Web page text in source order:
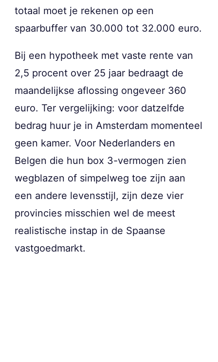
totaal moet je rekenen op een
spaarbuffer van 30.000 tot 32.000 euro.
Bij een hypotheek met vaste rente van
2,5 procent over 25 jaar bedraagt de
maandelijkse aflossing ongeveer 360
euro. Ter vergelijking: voor datzelfde
bedrag huur je in Amsterdam momenteel
geen kamer. Voor Nederlanders en
Belgen die hun box 3-vermogen zien
wegblazen of simpelweg toe zijn aan
een andere levensstijl, zijn deze vier
provincies misschien wel de meest
realistische instap in de Spaanse
vastgoedmarkt.